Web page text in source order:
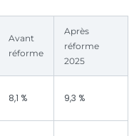
Avant
réforme
Après
réforme
2025
8,1 % 9,3 %